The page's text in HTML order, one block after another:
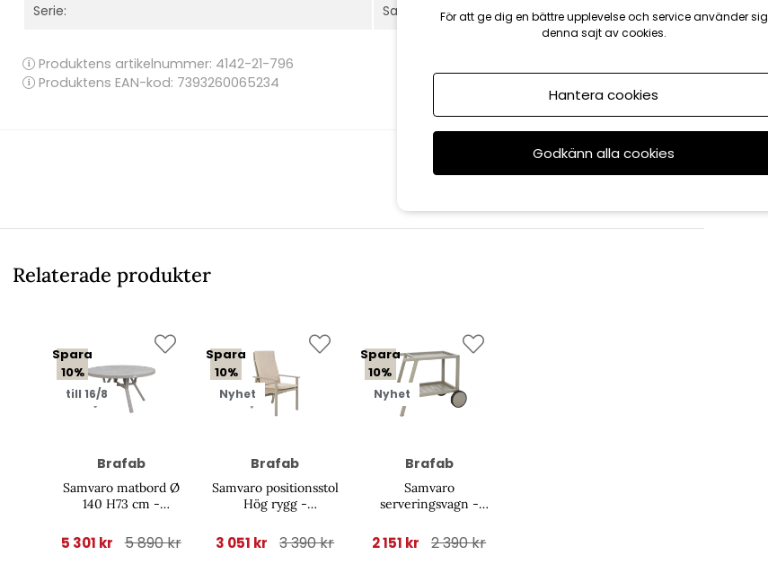
Serie: Samvaro
Produktens artikelnummer: 4142-21-796
Produktens EAN-kod: 7393260065234
Relaterade produkter
Spara
10%
till 16/8
Brafab
Samvaro matbord Ø
140 H73 cm -
5 301 kr 5 890 kr
Spara
10%
Nyhet
Brafab
Samvaro positionsstol
Hög rygg -
3 051 kr 3 390 kr
Spara
10%
Nyhet
Brafab
Samvaro
serveringsvagn -
2 151 kr 2 390 kr
För att ge dig en bättre upplevelse och service använder sig
denna sajt av cookies.
Hantera cookies
Godkänn alla cookies